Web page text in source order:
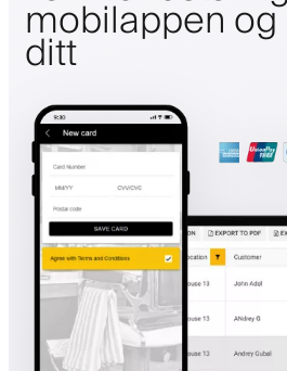
mobilappen
ditt